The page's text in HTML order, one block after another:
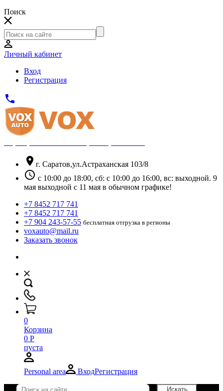
Поиск
Личный кабинет
Вход
Регистрация
phone
location_on г. Саратов,ул.Астраханская 103/8
schedule с 10:00 до 18:00, сб: с 10:00 до 16:00, вс: выходной. 9
мая выходной с 11 мая в обычном графике!
+7 8452 717 741
+7 8452 717 741
+7 904 243-57-55 бесплатная отгрузка в регионы
voxauto@mail.ru
Заказать звонок
0
Корзина
0 Р
пуста
Personal area ВходРегистрация